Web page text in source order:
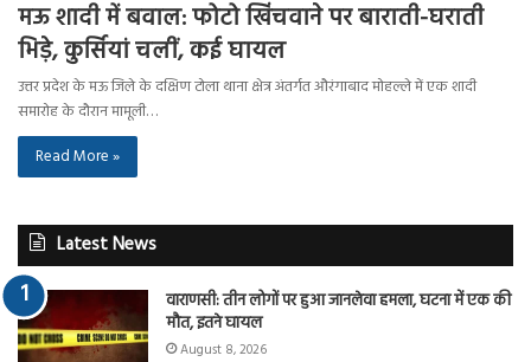
मऊ शादी में बवाल: फोटो खिंचवाने पर बाराती-घराती
भिड़े, कुर्सियां चलीं, कई घायल
उत्तर प्रदेश के मऊ जिले के दक्षिण टोला थाना क्षेत्र अंतर्गत औरंगाबाद मोहल्ले में एक शादी
समारोह के दौरान मामूली…
Read More »
Latest News
वाराणसी: तीन लोगों पर हुआ जानलेवा हमला, घटना में एक की
मौत, इतने घायल
August 8, 2026